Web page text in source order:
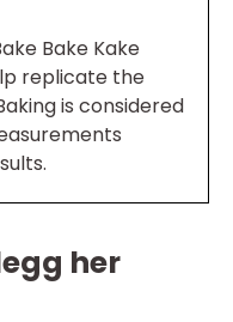
Bake Kake
replicate the
is considered
her